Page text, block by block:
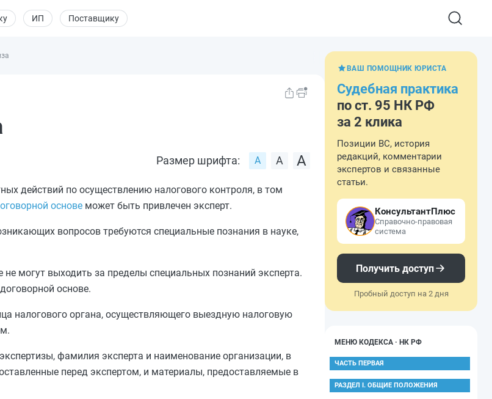
ИП Поставщику
Размер шрифта:
действий по осуществлению налогового контроля, в том
основе может быть привлечен эксперт.
вопросов требуются специальные познания в науке,
могут выходить за пределы специальных познаний эксперта.
основе.
налогового органа, осуществляющего выездную налоговую
фамилия эксперта и наименование организации, в
перед экспертом, и материалы, предоставляемые в
ВАШ ПОМОЩНИК ЮРИСТА
Судебная практика
по ст. 95 НК РФ
за 2 клика
Позиции ВС, история
редакций, комментарии
экспертов и связанные
статьи.
КонсультантПлюс
Справочно-правовая
система
Получить доступ
Пробный доступ на 2 дня
МЕНЮ КОДЕКСА · НК РФ
ЧАСТЬ ПЕРВАЯ
РАЗДЕЛ I. ОБЩИЕ ПОЛОЖЕНИЯ